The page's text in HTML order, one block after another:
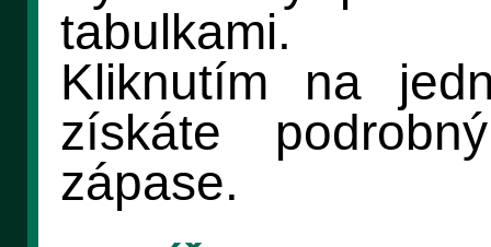
tabulkami.
Kliknutím na
získáte
zápase.